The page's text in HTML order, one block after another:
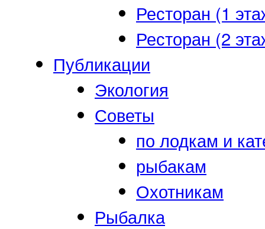
Ресторан (1
Ресторан (2
Публикации
Экология
Советы
по лодкам и
рыбакам
Охотникам
Рыбалка